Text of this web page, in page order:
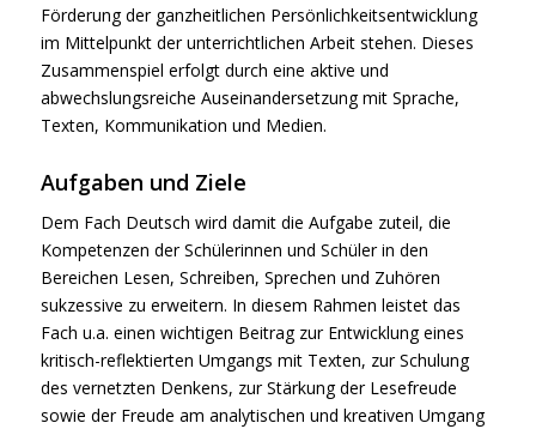
Förderung der ganzheitlichen Persönlichkeitsentwicklung
im Mittelpunkt der unterrichtlichen Arbeit stehen. Dieses
Zusammenspiel erfolgt durch eine aktive und
abwechslungsreiche Auseinandersetzung mit Sprache,
Texten, Kommunikation und Medien.
Aufgaben und Ziele
Dem Fach Deutsch wird damit die Aufgabe zuteil, die
Kompetenzen der Schülerinnen und Schüler in den
Bereichen Lesen, Schreiben, Sprechen und Zuhören
sukzessive zu erweitern. In diesem Rahmen leistet das
Fach u.a. einen wichtigen Beitrag zur Entwicklung eines
kritisch-reflektierten Umgangs mit Texten, zur Schulung
des vernetzten Denkens, zur Stärkung der Lesefreude
sowie der Freude am analytischen und kreativen Umgang